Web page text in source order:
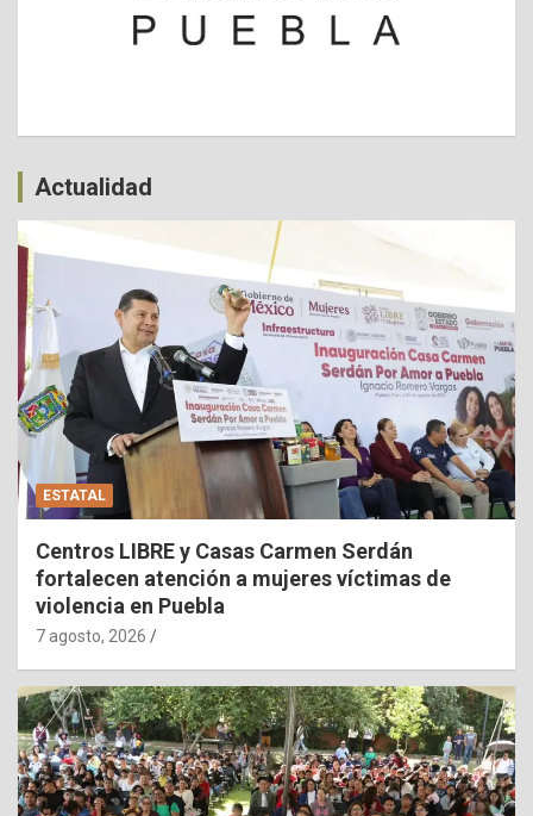
Actualidad
ESTATAL
Centros LIBRE y Casas Carmen Serdán
fortalecen atención a mujeres víctimas de
violencia en Puebla
7 agosto, 2026